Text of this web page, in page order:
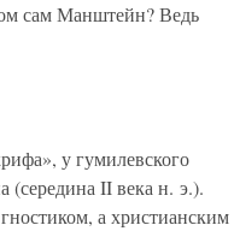
сам Манштейн? Ведь
у гумилевского
(середина II века н. э.).
а христианским